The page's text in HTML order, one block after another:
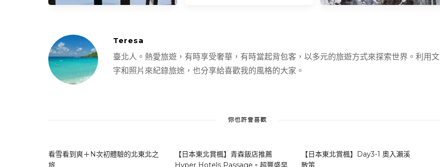
【青森】奧入瀨·十和田湖一日遊
Teresa
臺北人。熱愛旅遊，有時享受奢華，有時當起背包客，以多元的旅遊方式來探索世界。利用文
字和照片來紀錄旅途，也分享給喜歡我的風格的大家。
你也許會喜歡
看雪看到爽＋N次初體驗的北東北之
旅
【日本東北賞楓】青森飯店推薦
Hyper Hotels Passage。超豐盛早
【日本東北賞楓】Day3-1 奧入瀨溪
散策